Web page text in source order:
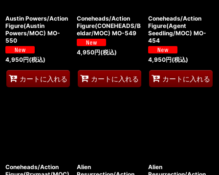
Austin Powers/Action
Figure(Austin
Powers/MOC) MO-
550
4,950円(税込)
カートに入れる
Coneheads/Action
Figure(CONEHEADS/B
eldar/MOC) MO-549
4,950円(税込)
カートに入れる
Coneheads/Action
Figure(Agent
Seedling/MOC) MO-
454
4,950円(税込)
カートに入れる
Coneheads/Action
Alien
Alien